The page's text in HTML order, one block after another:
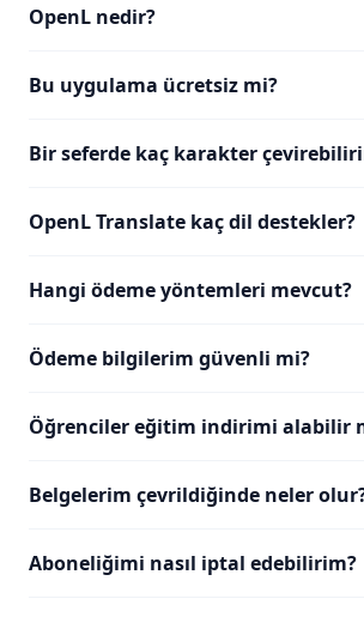
OpenL nedir?
Bu uygulama ücretsiz mi?
Bir seferde kaç karakter
OpenL Translate kaç dil destekler?
Hangi ödeme yöntemleri mevcut?
Ödeme bilgilerim güvenli mi?
Öğrenciler eğitim indirimi alabilir
Belgelerim çevrildiğinde neler
Aboneliğimi nasıl iptal edebilirim?